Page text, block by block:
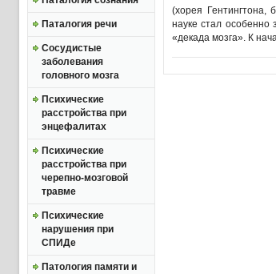
Паталогия речи
Сосудистые
заболевания
головного мозга
Психические
расстройства при
энцефалитах
Психические
расстройства при
черепно-мозговой
травме
Психические
нарушения при
СПИДе
Патология памяти и
(хорея Гентингтона,
науке стал особенно
«декада мозга». К